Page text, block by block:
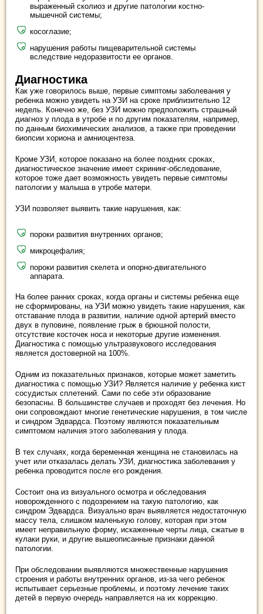
выраженный сколиоз и другие патологии костно-
мышечной системы;
косоглазие;
нарушения работы пищеварительной системы
вследствие недоразвитости ее органов.
Диагностика
Как уже говорилось выше, первые симптомы заболевания у
ребенка можно увидеть на УЗИ на сроке приблизительно 12
недель. Конечно же, без УЗИ можно предположить страшный
диагноз у плода в утробе и по другим показателям, например,
по данным биохимических анализов, а также при проведении
биопсии хориона и амниоцентеза.
Кроме УЗИ, которое показано на более поздних сроках,
диагностическое значение имеет скрининг-обследование,
которое тоже дает возможность увидеть первые симптомы
патологии у малыша в утробе матери.
УЗИ позволяет выявить такие нарушения, как:
пороки развития внутренних органов;
микроцефалия;
пороки развития скелета и опорно-двигательного
аппарата.
На более ранних сроках, когда органы и системы ребенка еще
не сформированы, на УЗИ можно увидеть такие нарушения, как
отставание плода в развитии, наличие одной артерий вместо
двух в пуповине, появление грыж в брюшной полости,
отсутствие косточек носа и некоторые другие изменения.
Диагностика с помощью ультразвукового исследования
является достоверной на 100%.
Одним из показательных признаков, которые может заметить
диагностика с помощью УЗИ? Является наличие у ребенка кист
сосудистых сплетений. Сами по себе эти образование
безопасны. В большинстве случаев и проходят без лечения. Но
они сопровождают многие генетические нарушения, в том числе
и синдром Эдвардса. Поэтому являются показательным
симптомом наличия этого заболевания у плода.
В тех случаях, когда беременная женщина не становилась на
учет или отказалась делать УЗИ, диагностика заболевания у
ребенка проводится после его рождения.
Состоит она из визуального осмотра и обследования
новорожденного с подозрением на такую патологию, как
синдром Эдвардса. Визуально врач выявляется недостаточную
массу тела, слишком маленькую голову, которая при этом
имеет неправильную форму, искаженные черты лица, сжатые в
кулаки руки, и другие вышеописанные признаки данной
патологии.
При обследовании выявляются множественные нарушения
строения и работы внутренних органов, из-за чего ребенок
испытывает серьезные проблемы, и поэтому лечение таких
детей в первую очередь направляется на их коррекцию.